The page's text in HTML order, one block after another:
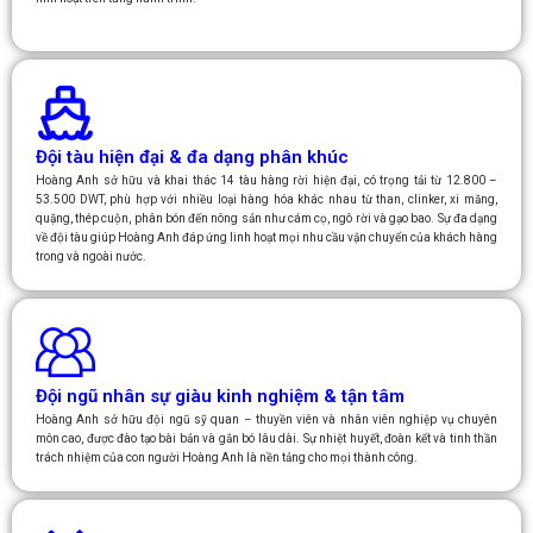
Đội tàu hiện đại & đa dạng phân khúc
Hoàng Anh sở hữu và khai thác 14 tàu hàng rời hiện đại, có trọng tải từ 12.800 –
53.500 DWT, phù hợp với nhiều loại hàng hóa khác nhau từ than, clinker, xi măng,
quặng, thép cuộn, phân bón đến nông sản như cám cọ, ngô rời và gạo bao. Sự đa dạng
về đội tàu giúp Hoàng Anh đáp ứng linh hoạt mọi nhu cầu vận chuyển của khách hàng
trong và ngoài nước.
Đội ngũ nhân sự giàu kinh nghiệm & tận tâm
Hoàng Anh sở hữu đội ngũ sỹ quan – thuyền viên và nhân viên nghiệp vụ chuyên
môn cao, được đào tạo bài bản và gắn bó lâu dài. Sự nhiệt huyết, đoàn kết và tinh thần
trách nhiệm của con người Hoàng Anh là nền tảng cho mọi thành công.